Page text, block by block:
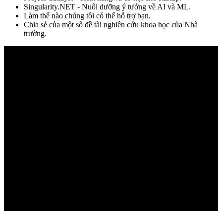
Singularity.NET - Nuôi dưỡng ý tưởng về AI và ML.
Làm thế nào chúng tôi có thể hỗ trợ bạn.
Chia sẻ của một số đề tài nghiên cứu khoa học của Nhà
trường.